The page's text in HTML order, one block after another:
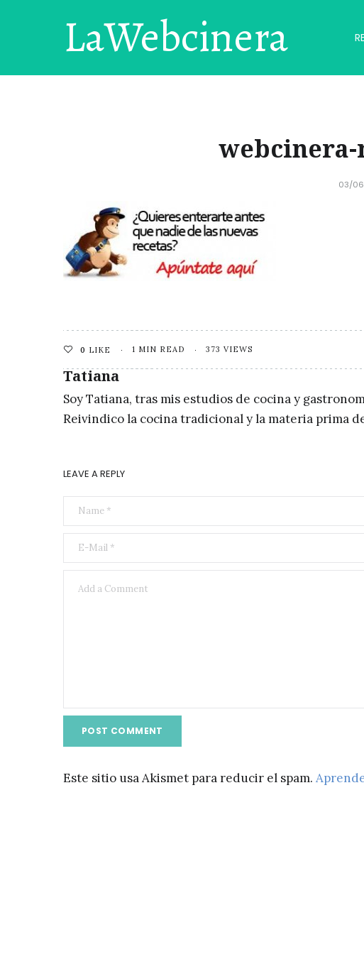
LaWebcinera
03/
0 LIKE 1 MIN READ 373 VIEWS
Tatiana
Soy Tatiana, tras mis estudios de cocina y
Reivindico la cocina tradicional y la materia prima
LEAVE A REPLY
Este sitio usa Akismet para reducir el spam.